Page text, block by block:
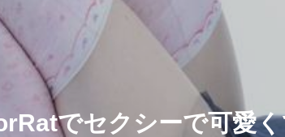
発信！”カリスマトー